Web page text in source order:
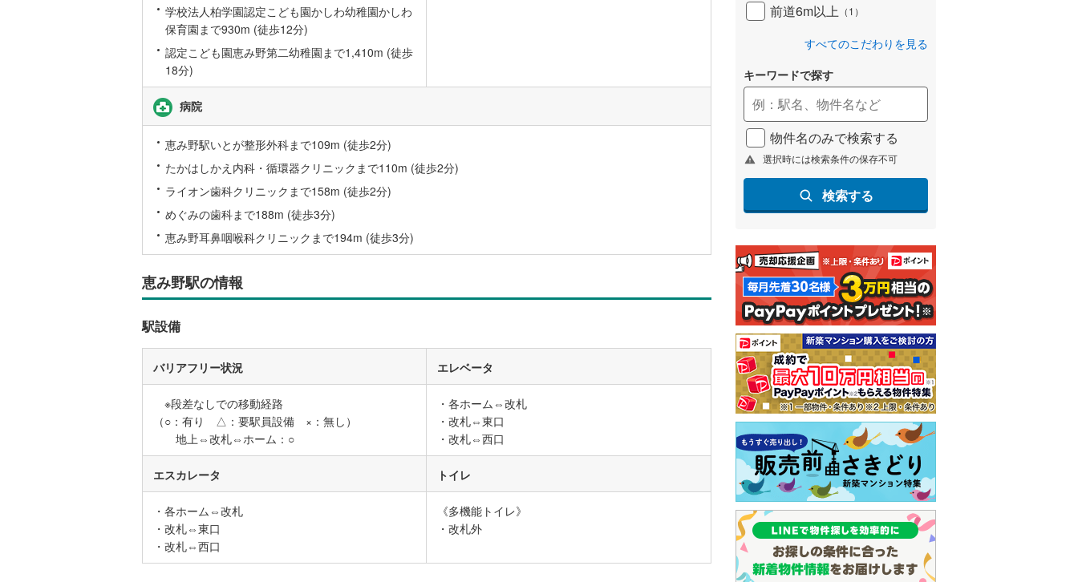
学校法人柏学園認定こども園かしわ幼稚園かしわ
保育園まで930m (徒歩12分)
認定こども園恵み野第二幼稚園まで1,410m (徒歩
18分)
病院
恵み野駅いとが整形外科まで109m (徒歩2分)
たかはしかえ内科・循環器クリニックまで110m (徒歩2分)
ライオン歯科クリニックまで158m (徒歩2分)
めぐみの歯科まで188m (徒歩3分)
恵み野耳鼻咽喉科クリニックまで194m (徒歩3分)
恵み野駅の情報
駅設備
バリアフリー状況 エレベータ
※段差なしでの移動経路
（○：有り △：要駅員設備 ×：無し）
地上⇔改札⇔ホーム：○
・各ホーム⇔改札
・改札⇔東口
・改札⇔西口
エスカレータ トイレ
・各ホーム⇔改札
・改札⇔東口
・改札⇔西口
《多機能トイレ》
・改札外
前道6m以上 （1 ）
すべてのこだわりを見る
キーワードで探す
物件名のみで検索する
選択時には検索条件の保存不可
検索する